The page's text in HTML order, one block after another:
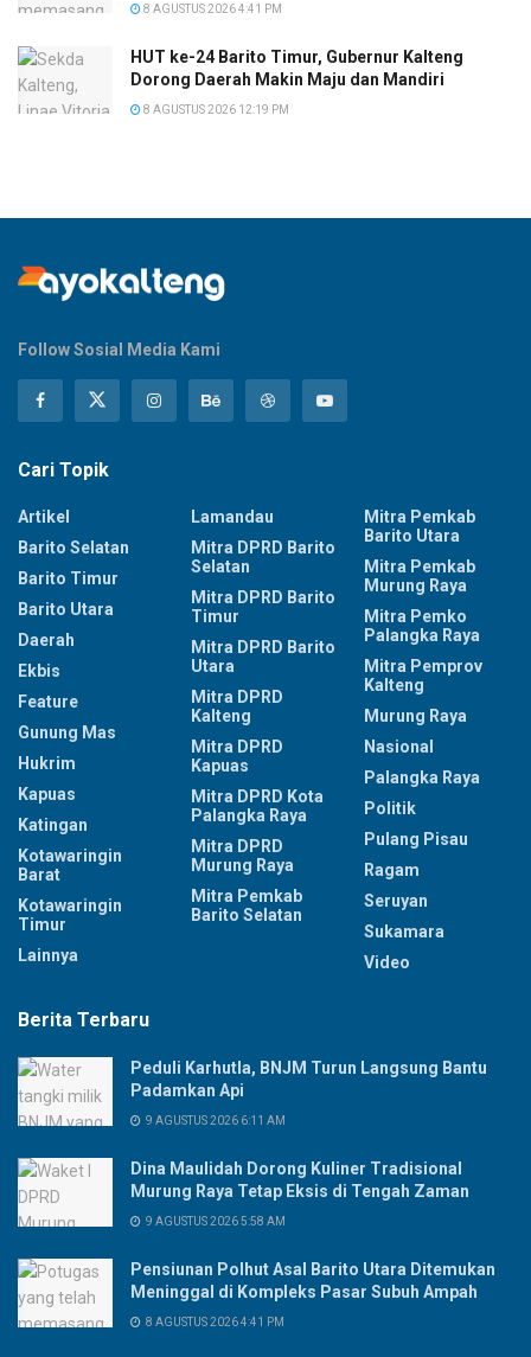
8 AGUSTUS 2026 4:41 PM
HUT ke-24 Barito Timur, Gubernur Kalteng
Dorong Daerah Makin Maju dan Mandiri
8 AGUSTUS 2026 12:19 PM
Follow Sosial Media Kami
Cari Topik
Artikel
Barito Selatan
Barito Timur
Barito Utara
Daerah
Ekbis
Feature
Gunung Mas
Hukrim
Kapuas
Katingan
Kotawaringin
Barat
Kotawaringin
Timur
Lainnya
Lamandau
Mitra DPRD Barito
Selatan
Mitra DPRD Barito
Timur
Mitra DPRD Barito
Utara
Mitra DPRD
Kalteng
Mitra DPRD
Kapuas
Mitra DPRD Kota
Palangka Raya
Mitra DPRD
Murung Raya
Mitra Pemkab
Barito Selatan
Mitra Pemkab
Barito Utara
Mitra Pemkab
Murung Raya
Mitra Pemko
Palangka Raya
Mitra Pemprov
Kalteng
Murung Raya
Nasional
Palangka Raya
Politik
Pulang Pisau
Ragam
Seruyan
Sukamara
Video
Berita Terbaru
Peduli Karhutla, BNJM Turun Langsung Bantu
Padamkan Api
9 AGUSTUS 2026 6:11 AM
Dina Maulidah Dorong Kuliner Tradisional
Murung Raya Tetap Eksis di Tengah Zaman
9 AGUSTUS 2026 5:58 AM
Pensiunan Polhut Asal Barito Utara Ditemukan
Meninggal di Kompleks Pasar Subuh Ampah
8 AGUSTUS 2026 4:41 PM